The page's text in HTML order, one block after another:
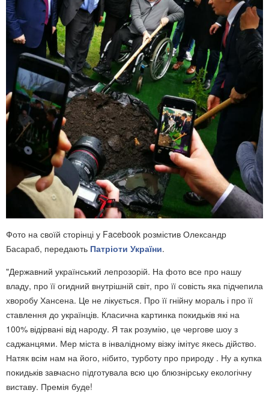
Фото на своїй сторінці у Facebook розмістив Олександр
Басараб, передають Патріоти України.
"Державний український лепрозорій. На фото все про нашу
владу, про її огидний внутрішній світ, про її совість яка підчепила
хворобу Хансена. Це не лікується. Про її гнійну мораль і про її
ставлення до українців. Класична картинка покидьків які на
100% відірвані від народу. Я так розумію, це чергове шоу з
саджанцями. Мер міста в інвалідному візку імітує якесь дійство.
Натяк всім нам на його, нібито, турботу про природу . Ну а купка
покидьків завчасно підготувала всю цю блюзнірську екологічну
виставу. Премія буде!